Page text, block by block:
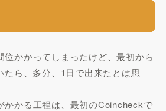
位かかってしまったけど、最初から
ら、多分、1日で出来たとは思
かかる工程は、最初のCoincheckで